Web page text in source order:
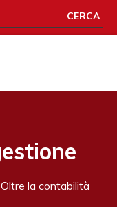
CERCA
la contabilità